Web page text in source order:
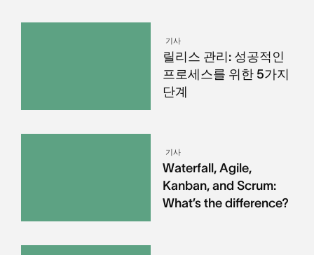
기사
릴리스 관리: 성공적인
프로세스를 위한 5가지
단계
기사
Waterfall, Agile,
Kanban, and Scrum:
What’s the difference?